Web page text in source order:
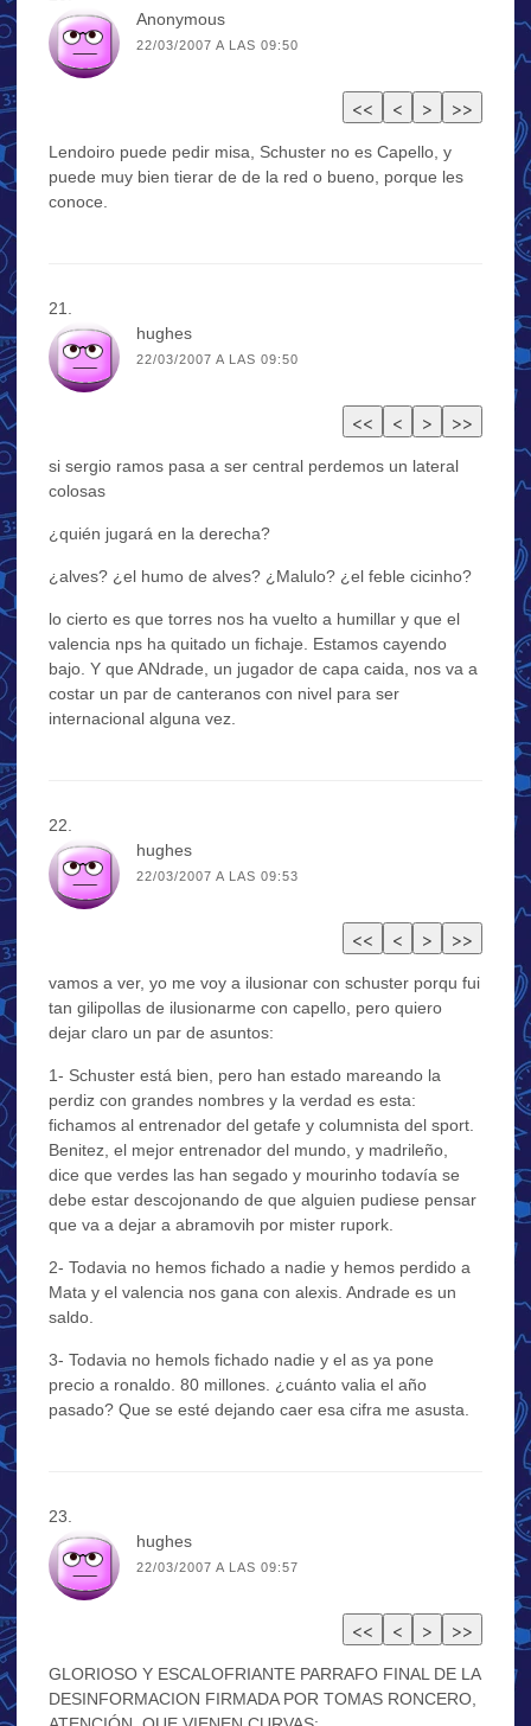
Anonymous
22/03/2007 A LAS 09:50
Lendoiro puede pedir misa, Schuster no es Capello, y
puede muy bien tierar de de la red o bueno, porque les
conoce.
hughes
22/03/2007 A LAS 09:50
si sergio ramos pasa a ser central perdemos un lateral
colosas
¿quién jugará en la derecha?
¿alves? ¿el humo de alves? ¿Malulo? ¿el feble cicinho?
lo cierto es que torres nos ha vuelto a humillar y que el
valencia nps ha quitado un fichaje. Estamos cayendo
bajo. Y que ANdrade, un jugador de capa caida, nos va a
costar un par de canteranos con nivel para ser
internacional alguna vez.
hughes
22/03/2007 A LAS 09:53
vamos a ver, yo me voy a ilusionar con schuster porqu fui
tan gilipollas de ilusionarme con capello, pero quiero
dejar claro un par de asuntos:
1- Schuster está bien, pero han estado mareando la
perdiz con grandes nombres y la verdad es esta:
fichamos al entrenador del getafe y columnista del sport.
Benitez, el mejor entrenador del mundo, y madrileño,
dice que verdes las han segado y mourinho todavía se
debe estar descojonando de que alguien pudiese pensar
que va a dejar a abramovih por mister rupork.
2- Todavia no hemos fichado a nadie y hemos perdido a
Mata y el valencia nos gana con alexis. Andrade es un
saldo.
3- Todavia no hemols fichado nadie y el as ya pone
precio a ronaldo. 80 millones. ¿cuánto valia el año
pasado? Que se esté dejando caer esa cifra me asusta.
hughes
22/03/2007 A LAS 09:57
GLORIOSO Y ESCALOFRIANTE PARRAFO FINAL DE LA
DESINFORMACION FIRMADA POR TOMAS RONCERO,